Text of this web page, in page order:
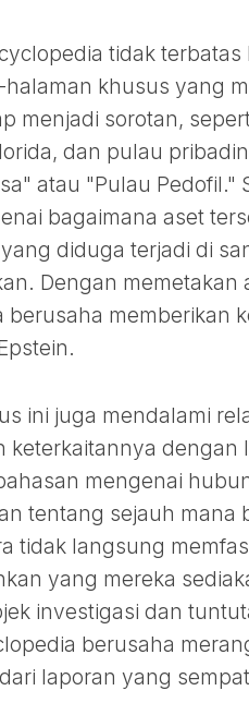
tidak
khusus yang
menjadi sorotan,
dan pulau
atau "Pulau Pedofil."
bagaimana aset
diduga terjadi di
Dengan memetakan
berusaha memberikan
ini juga mendalami
keterkaitannya
mengenai
tentang sejauh mana
tidak langsung
yang mereka
investigasi dan
berusaha
laporan yang